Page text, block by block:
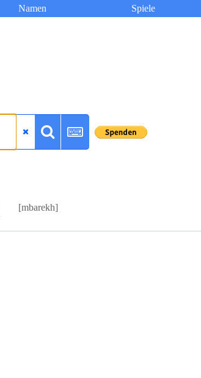
Namen Spiele
[mbarekh]